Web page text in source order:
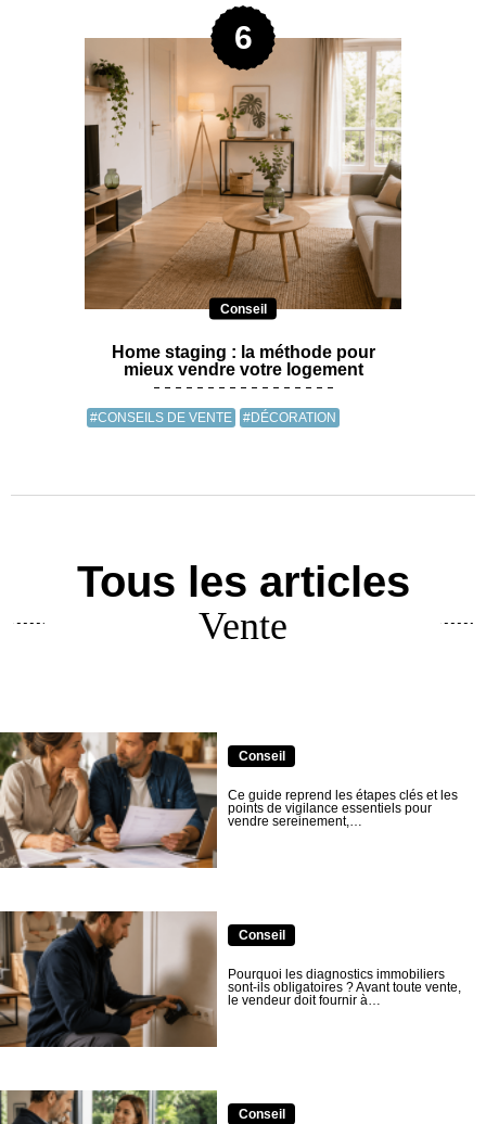
Conseil
Home staging : la méthode pour
mieux vendre votre logement
#CONSEILS DE VENTE #DÉCORATION
Tous les articles
Vente
Conseil
Ce guide reprend les étapes clés et les
points de vigilance essentiels pour
vendre sereinement,…
Conseil
Pourquoi les diagnostics immobiliers
sont-ils obligatoires ? Avant toute vente,
le vendeur doit fournir à…
Conseil